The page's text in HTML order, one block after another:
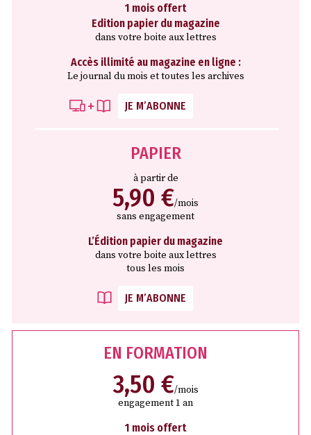
1 mois offert
Edition papier du magazine
dans votre boite aux lettres
Accès illimité au magazine en ligne :
Le journal du mois et toutes les archives
JE M’ABONNE
PAPIER
à partir de
5,90 €/mois
sans engagement
L’Édition papier du magazine
dans votre boite aux lettres
tous les mois
JE M’ABONNE
EN FORMATION
3,50 €/mois
engagement 1 an
1 mois offert